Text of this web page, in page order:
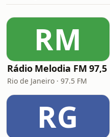
RM
Rádio Melodia FM 97,5
Rio de Janeiro · 97.5 FM
RG